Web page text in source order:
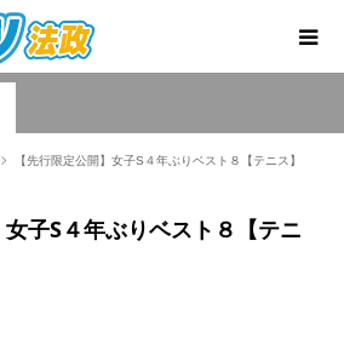
【先行限定公開】女子S４年ぶりベスト８【テニス】
女子S４年ぶりベスト８【テニ